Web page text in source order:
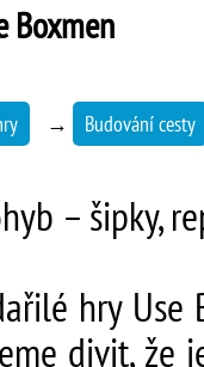
Boxmen
→ Budování cesty
– šipky,
hry Use
divit, že